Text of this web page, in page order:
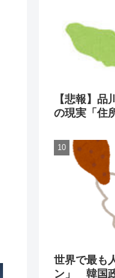
【悲報】
の現実「住
世界で最も
ン」 韓国